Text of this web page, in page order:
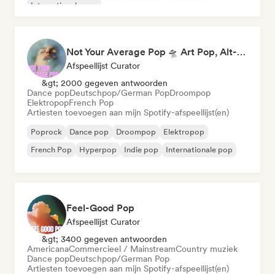
Internationale pop
Not Your Average Pop 🛸 Art Pop, Alt-Pop & Indie Pop
Afspeellijst Curator
&gt; 2000 gegeven antwoorden
Dance popDeutschpop/German PopDroompop
ElektropopFrench Pop
Artiesten toevoegen aan mijn Spotify-afspeellijst(en)
Poprock Dance pop Droompop
Elektropop
French Pop
Hyperpop Indie pop Internationale pop
Feel-Good Pop
Afspeellijst Curator
&gt; 3400 gegeven antwoorden
AmericanaCommercieel / MainstreamCountry muziek
Dance popDeutschpop/German Pop
Artiesten toevoegen aan mijn Spotify-afspeellijst(en)